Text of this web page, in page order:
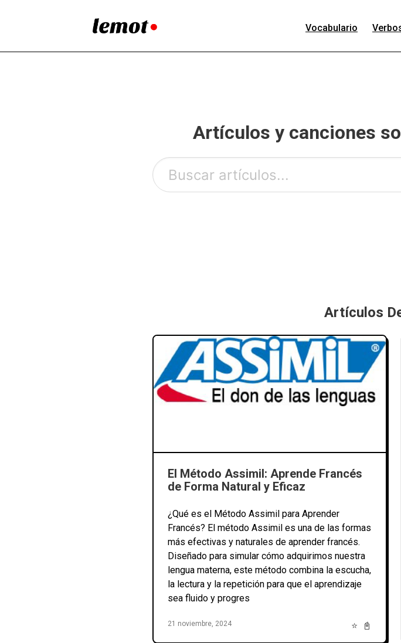
Vocabulario
Artículos y canciones
Artículos
⭐ 📓
El Método Assimil: Aprende Francés
de Forma Natural y Eficaz
¿Qué es el Método Assimil para Aprender
Francés? El método Assimil es una de las formas
más efectivas y naturales de aprender francés.
Diseñado para simular cómo adquirimos nuestra
lengua materna, este método combina la escucha,
la lectura y la repetición para que el aprendizaje
sea fluido y progres
21 noviembre, 2024